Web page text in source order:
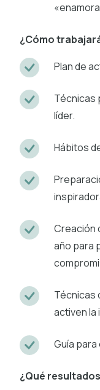
¿Cómo
Plan de
Técnicas
líder.
Hábitos
Creación
año para
Técnicas
activen la
Guía
¿Qué